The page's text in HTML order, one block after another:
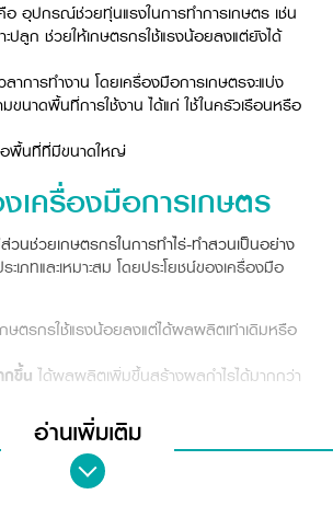
อ อุปกรณ์ช่วยทุ่นแรงในการทำการเกษตร เช่น
ปลูก ช่วยให้เกษตรกรใช้แรงน้อยลงแต่ยังได้
ลาการทำงาน โดยเครื่องมือการเกษตรจะแบ่ง
ขนาดพื้นที่การใช้งาน ได้แก่ ใช้ในครัวเรือนหรือ
อพื้นที่ที่มีขนาดใหญ่
เครื่องมือการเกษตร
วนช่วยเกษตรกรในการทำไร่-ทำสวนเป็นอย่าง
เภทและเหมาะสม โดยประโยชน์ของเครื่องมือ
กษตรกรใช้แรงน้อยลงแต่ได้ผลผลิตเท่าเดิมหรือ
กขึ้น ได้ผลผลิตเพิ่มขึ้นสร้างผลกำไรได้มากกว่า
วยให้ทำงานได้ไวขึ้นมีเวลาเตรียมความพร้อมใน
ถัดไป
มีในการกำจัดวัชพืช
ส่งผลกระทบต่อสิ่งแวดล้อม
อ่านเพิ่มเติม